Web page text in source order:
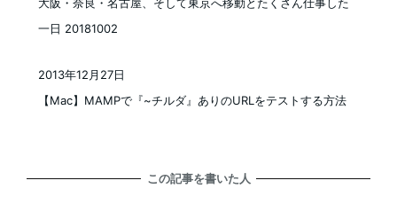
大阪・奈良・名古屋、そして東京へ移動とたくさん仕事した
一日 20181002
【Mac】MAMPで『~チルダ』ありのURLをテストする方法
2013年12月27日
この記事を書いた人